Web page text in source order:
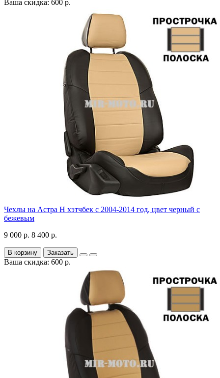
Ваша скидка: 600 р.
Чехлы на Астра H хэтчбек с 2004-2014 год, цвет черный с
бежевым
9 000 р. 8 400 р.
В корзину Заказать
Ваша скидка: 600 р.